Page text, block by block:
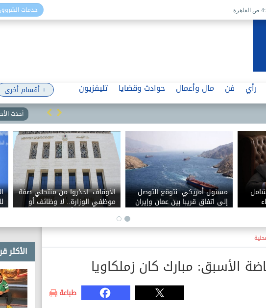
خدمات الشروق
+ أقسام أخرى رأي فن مال وأعمال حوادث وقضايا تليفزيون
أحدث
مسئول أمريكي: نتوقع التوصل
إلى اتفاق قريبا بين عمان وإيران
حول مضيق هرمز
الأوقاف: احذروا من منتحلي صفة
موظفي الوزارة.. لا وظائف أو
تعيينات مقابل أموال
الأكثر
الأسبق: مبارك كان زملكاويا
طباعة